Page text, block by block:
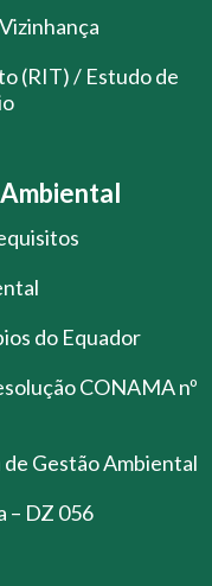
(RIT) / Estudo de
do Equador
CONAMA nº
Gestão Ambiental
– DZ 056